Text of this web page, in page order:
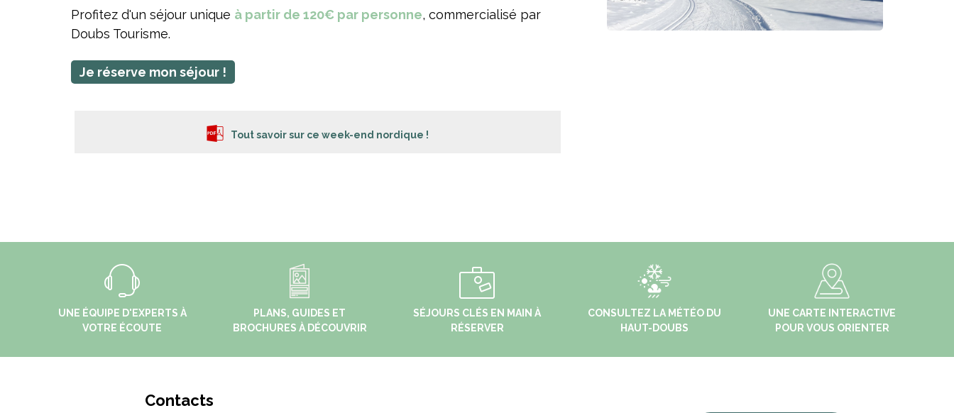
Profitez d'un séjour unique à partir de 120€ par personne, commercialisé par
Doubs Tourisme.
Je réserve mon séjour !
Tout savoir sur ce week-end nordique !
UNE ÉQUIPE D'EXPERTS À
VOTRE ÉCOUTE
PLANS, GUIDES ET
BROCHURES À DÉCOUVRIR
SÉJOURS CLÉS EN MAIN À
RÉSERVER
CONSULTEZ LA MÉTÉO DU
HAUT-DOUBS
UNE CARTE INTERACTIVE
POUR VOUS ORIENTER
Contacts